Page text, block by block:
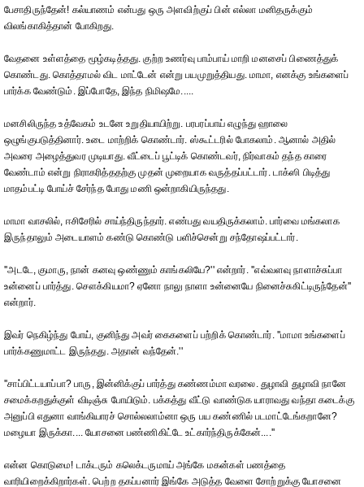
பேசாதிருந்தேன்! கல்யாணம் என்பது ஒரு அளவிற்குப் பின் எல்லா மனிதருக்கும்
விலங்காகித்தான் போகிறது.
வேதனை உள்ளத்தை மூழ்கடித்தது. குற்ற உணர்வு பாம்பாய் மாறி மனசைப் பிணைத்துக்
கொண்டது. கொத்தாமல் விட மாட்டேன் என்று பயமுறுத்தியது. மாமா, எனக்கு உங்களைப்
பார்க்க வேண்டும். இப்போதே, இந்த நிமிஷமே.....
மனசிலிருந்த உத்வேகம் உடனே உறுதியாயிற்று. பரபரப்பாய் எழுந்து ஹாலை
ஒழுங்குபடுத்தினார். உடை மாற்றிக் கொண்டார். ஸ்கூட்டரில் போகலாம். ஆனால் அதில்
அவரை அழைத்துவர முடியாது. வீட்டைப் பூட்டிக் கொண்டவர், நிர்வாகம் தந்த காரை
வேண்டாம் என்று நிராகரித்ததற்கு முதன் முறையாக வருத்தப்பட்டார். டாக்ஸி பிடித்து
மாதம்பட்டி போய்ச் சேர்ந்த போது மணி ஒன்றாகியிருந்தது.
மாமா வாசலில், ஈசிசேரில் சாய்ந்திருந்தார். எண்பது வயதிருக்கலாம். பார்வை மங்கலாக
இருந்தாலும் அடையாளம் கண்டு கொண்டு பளிச்சென்று சந்தோஷப்பட்டார்.
''அடடே, குமாரு, நான் கனவு ஒண்ணும் காங்கலியே?'' என்றார். ''எவ்வளவு நாளாச்சுப்பா
உன்னைப் பார்த்து. சௌக்கியமா? ஏனோ நாலு நாளா உன்னையே நினைச்சுகிட்டிருந்தேன்''
என்றார்.
இவர் நெகிழ்ந்து போய், குனிந்து அவர் கைகளைப் பற்றிக் கொண்டார். ''மாமா உங்களைப்
பார்க்கணுமாட்ட இருந்தது. அதான் வந்தேன்.''
''சாப்பிட்டயாப்பா? பாரு, இன்னிக்குப் பார்த்து கண்ணம்மா வரலை. துழாவி துழாவி நானே
சமைக்கறதுக்குள் விடிஞ்சு போயிடும். பக்கத்து வீட்டு வாண்டுக யாராவது வந்தா கடைக்கு
அனுப்பி எதுனா வாங்கியாரச் சொல்லலாம்னா ஒரு பய கண்ணில் படமாட்டேங்கறானே?
மழையா இருக்கா.... யோசனை பண்ணிகிட்டே உட்கார்ந்திருக்கேன்....''
என்ன கொடுமை! டாக்டரும் கலெக்டருமாய் அங்கே மகன்கள் பணத்தை
வாரியிறைக்கிறார்கள். பெற்ற தகப்பனார் இங்கே அடுத்த வேளை சோற்றுக்கு யோசனை